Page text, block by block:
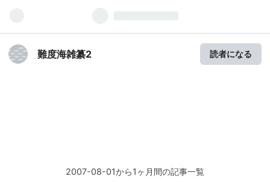
難度海雑纂2 読者になる
2007-08-01から1ヶ月間の記事一覧